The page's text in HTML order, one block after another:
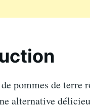
pommes de terre
alternative